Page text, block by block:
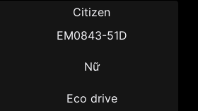
Citizen
EM0843-51D
Nữ
Eco drive